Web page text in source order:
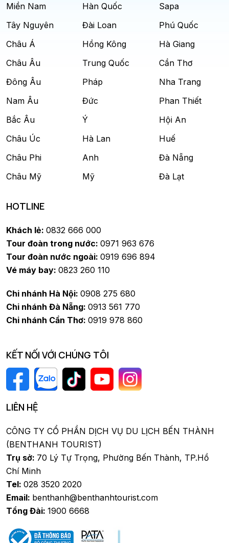
Miền Nam
Tây Nguyên
Châu Á
Châu Âu
Đông Âu
Nam Âu
Bắc Âu
Châu Úc
Châu Phi
Châu Mỹ
Hàn Quốc
Đài Loan
Hồng Kông
Trung Quốc
Pháp
Đức
Ý
Hà Lan
Anh
Mỹ
Sapa
Phú Quốc
Hà Giang
Cần Thơ
Nha Trang
Phan Thiết
Hội An
Huế
Đà Nẵng
Đà Lạt
HOTLINE
Khách lẻ: 0832 666 000
Tour đoàn trong nước: 0971 963 676
Tour đoàn nước ngoài: 0919 696 894
Vé máy bay: 0823 260 110
Chi nhánh Hà Nội: 0908 275 680
Chi nhánh Đà Nẵng: 0913 561 770
Chi nhánh Cần Thơ: 0919 978 860
KẾT NỐI VỚI CHÚNG TÔI
LIÊN HỆ
CÔNG TY CỔ PHẦN DỊCH VỤ DU LỊCH BẾN THÀNH
(BENTHANH TOURIST)
Trụ sở: 70 Lý Tự Trọng, Phường Bến Thành, TP.Hồ
Chí Minh
Tel: 028 3520 2020
Email: benthanh@benthanhtourist.com
Tổng Đài: 1900 6668